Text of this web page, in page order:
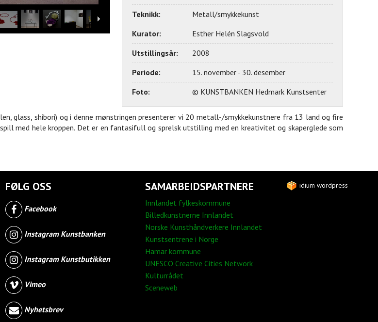
Teknikk:
Metall/smykkekunst
Kurator:
Esther Helén Slagsvold
Utstillingsår:
2008
Periode:
15. november - 30. desember
Foto:
© KUNSTBANKEN Hedmark Kunstsenter
glass, shibori) og i denne mønstringen presenterer vi 20 metall-/smykkekunstnere fra 13 land og fire
med hele kroppen. Det er en fantasifull og sprelsk utstilling med en kreativitet og skaperglede som
FØLG OSS
Facebook
Instagram Kunstbanken
Instagram Kunstbutikken
Vimeo
Nyhetsbrev
SAMARBEIDSPARTNERE
Innlandet fylkeskommune
Billedkunstnerne Innlandet
Norske Kunsthåndverkere Innlandet
Kunstsentrene i Norge
Hamar kommune
UNESCO Creative Cities Network
Kulturrådet
Sceneweb
idium wordpress